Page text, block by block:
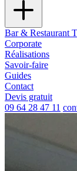
Bar & Restaurant
Corporate
Réalisations
Savoir-faire
Guides
Contact
Devis gratuit
09 64 28 47 11